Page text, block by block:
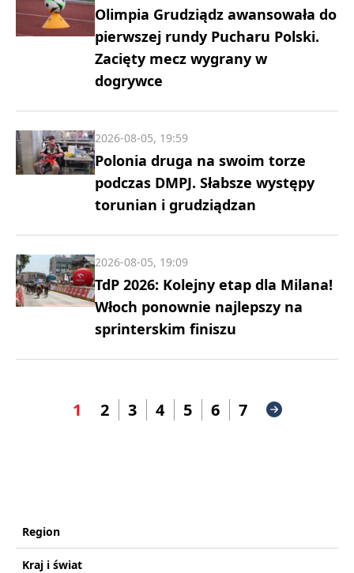
Olimpia Grudziądz awansowała do
pierwszej rundy Pucharu Polski.
Zacięty mecz wygrany w
dogrywce
Polonia druga na swoim torze
podczas DMPJ. Słabsze występy
torunian i grudziądzan
2026-08-05, 19:59
TdP 2026: Kolejny etap dla Milana!
Włoch ponownie najlepszy na
sprinterskim finiszu
2026-08-05, 19:09
1 2 3 4 5 6 7
Region
Kraj i świat